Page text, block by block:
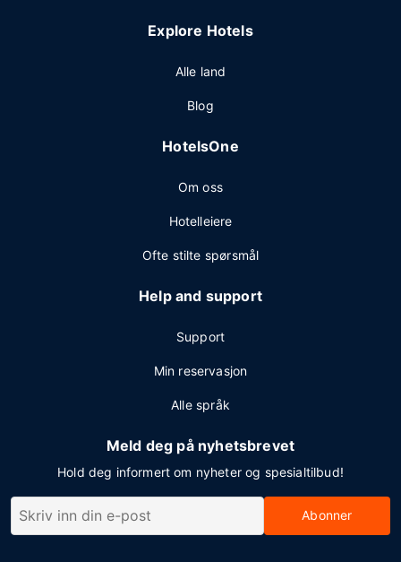
Explore Hotels
Alle land
Blog
HotelsOne
Om oss
Hotelleiere
Ofte stilte spørsmål
Help and support
Support
Min reservasjon
Alle språk
Meld deg på nyhetsbrevet
Hold deg informert om nyheter og spesialtilbud!
Abonner